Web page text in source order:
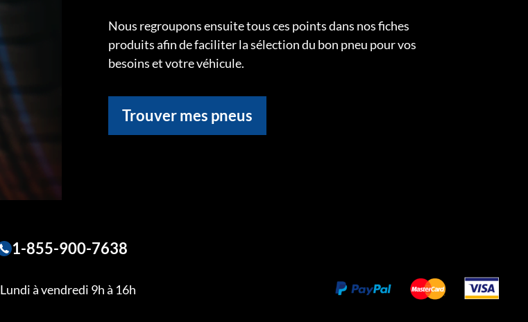
Nous regroupons ensuite tous ces points dans nos fiches
produits afin de faciliter la sélection du bon pneu pour vos
besoins et votre véhicule.
Trouver mes pneus
1-855-900-7638
Lundi à vendredi 9h à 16h